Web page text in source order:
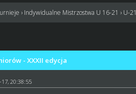
› Indywidualne Mistrzostwa U 16-21 › U-21
- XXXII edycja
20:38:55